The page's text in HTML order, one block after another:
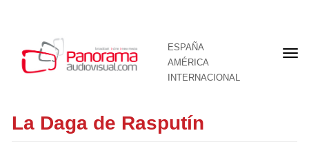
ESPAÑA
AMÉRICA
INTERNACIONAL
La Daga de Rasputín